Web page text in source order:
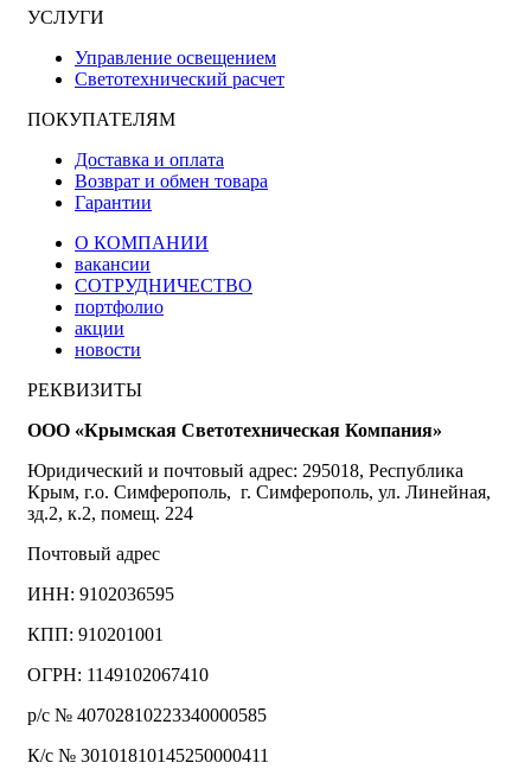
УСЛУГИ
Управление освещением
Светотехнический расчет
ПОКУПАТЕЛЯМ
Доставка и оплата
Возврат и обмен товара
Гарантии
О КОМПАНИИ
вакансии
СОТРУДНИЧЕСТВО
портфолио
акции
новости
РЕКВИЗИТЫ
ООО «Крымская Светотехническая Компания»
Юридический и почтовый адрес: 295018, Республика
Крым, г.о. Симферополь, г. Симферополь, ул. Линейная,
зд.2, к.2, помещ. 224
Почтовый адрес
ИНН: 9102036595
КПП: 910201001
ОГРН: 1149102067410
р/с № 40702810223340000585
К/с № 30101810145250000411